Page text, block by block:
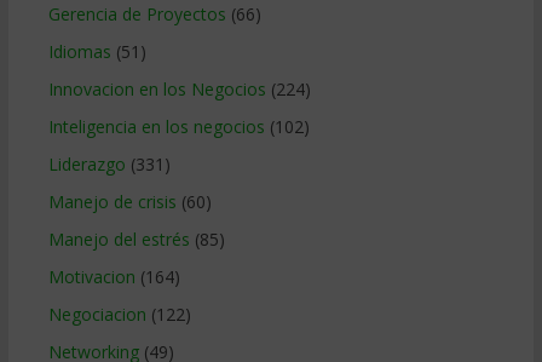
Gerencia de Proyectos (66)
Idiomas (51)
Innovacion en los Negocios (224)
Inteligencia en los negocios (102)
Liderazgo (331)
Manejo de crisis (60)
Manejo del estrés (85)
Motivacion (164)
Negociacion (122)
Networking(49)